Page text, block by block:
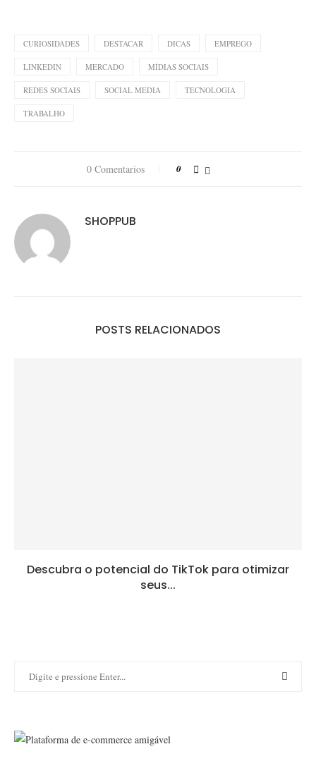
CURIOSIDADES DESTACAR DICAS EMPREGO
LINKEDIN MERCADO MÍDIAS SOCIAIS
REDES SOCIAIS SOCIAL MEDIA TECNOLOGIA
TRABALHO
0 Comentarios 0
SHOPPUB
POSTS RELACIONADOS
Descubra o potencial do TikTok para otimizar
seus...